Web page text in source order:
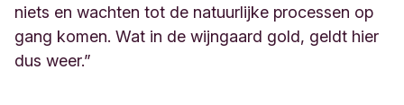
niets en wachten tot de natuurlijke processen op
gang komen. Wat in de wijngaard gold, geldt hier
dus weer.”